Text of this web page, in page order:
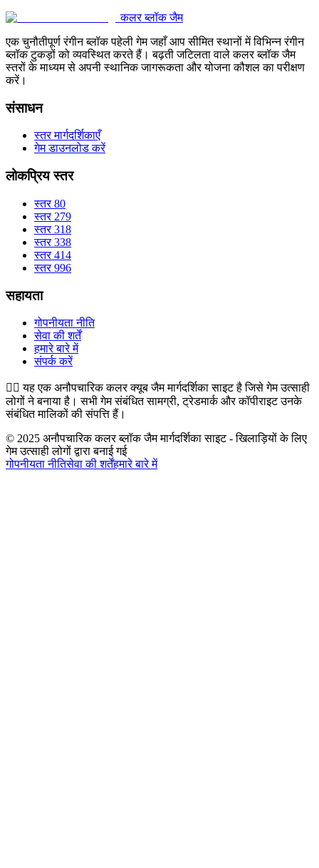
कलर ब्लॉक जैम
एक चुनौतीपूर्ण रंगीन ब्लॉक पहेली गेम जहाँ आप सीमित स्थानों में विभिन्न रंगीन
ब्लॉक टुकड़ों को व्यवस्थित करते हैं। बढ़ती जटिलता वाले कलर ब्लॉक जैम
स्तरों के माध्यम से अपनी स्थानिक जागरूकता और योजना कौशल का परीक्षण
करें।
संसाधन
स्तर मार्गदर्शिकाएँ
गेम डाउनलोड करें
लोकप्रिय स्तर
स्तर 80
स्तर 279
स्तर 318
स्तर 338
स्तर 414
स्तर 996
सहायता
गोपनीयता नीति
सेवा की शर्तें
हमारे बारे में
संपर्क करें
👉🏻यह एक अनौपचारिक कलर क्यूब जैम मार्गदर्शिका साइट है जिसे गेम उत्साही
लोगों ने बनाया है। सभी गेम संबंधित सामग्री, ट्रेडमार्क और कॉपीराइट उनके
संबंधित मालिकों की संपत्ति हैं।
© 2025 अनौपचारिक कलर ब्लॉक जैम मार्गदर्शिका साइट - खिलाड़ियों के लिए
गेम उत्साही लोगों द्वारा बनाई गई
गोपनीयता नीतिसेवा की शर्तेंहमारे बारे में